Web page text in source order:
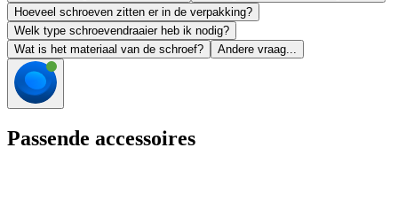
Hoeveel schroeven zitten er in de verpakking?
Welk type schroevendraaier heb ik nodig?
Wat is het materiaal van de schroef?
Andere vraag...
Passende accessoires